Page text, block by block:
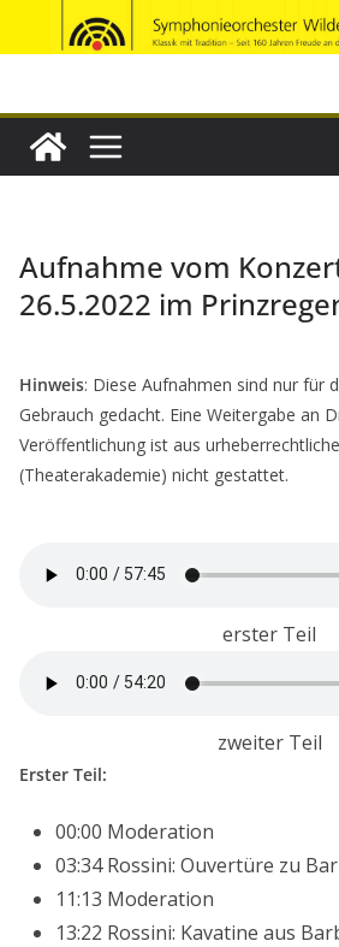
Inhalt
Aufnahme vom
26.5.2022 im
Hinweis: Diese Aufnahmen sind nur für
Gebrauch gedacht. Eine Weitergabe an
Veröffentlichung ist aus
(Theaterakademie) nicht gestattet.
erster Teil
zweiter Teil
Erster Teil:
00:00 Moderation
03:34 Rossini: Ouvertüre zu
11:13 Moderation
13:22 Rossini: Kavatine aus